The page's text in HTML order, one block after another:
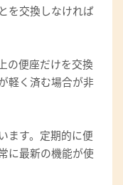
を交換しなければ
の便座だけを交換
軽く済む場合が非
ます。定期的に便
に最新の機能が使